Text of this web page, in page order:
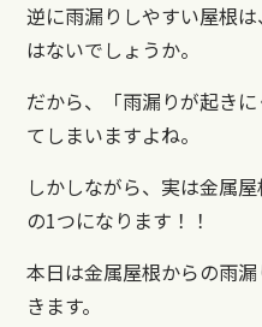
逆に雨漏りしやすい屋根
はないでしょうか。
だから、「雨漏りが起き
てしまいますよね。
しかしながら、実は金属
の1つになります！！
本日は金属屋根からの雨
きます。